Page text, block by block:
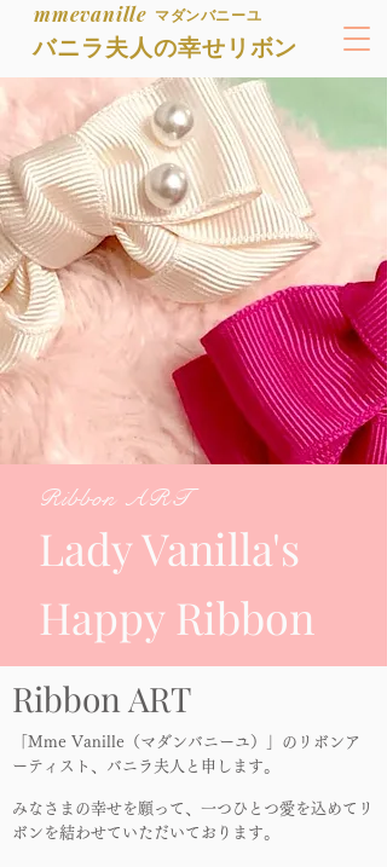
バニラ夫人の幸せリボン
mmevanille マダンバニーユ
Ribbon ART
Lady Vanilla's
Happy Ribbon
Ribbon ART
「Mme Vanille（マダンバニーユ）」のリボンア
ーティスト、バニラ夫人と申します。
みなさまの幸せを願って、一つひとつ愛を込めてリ
ボンを結わせていただいております。